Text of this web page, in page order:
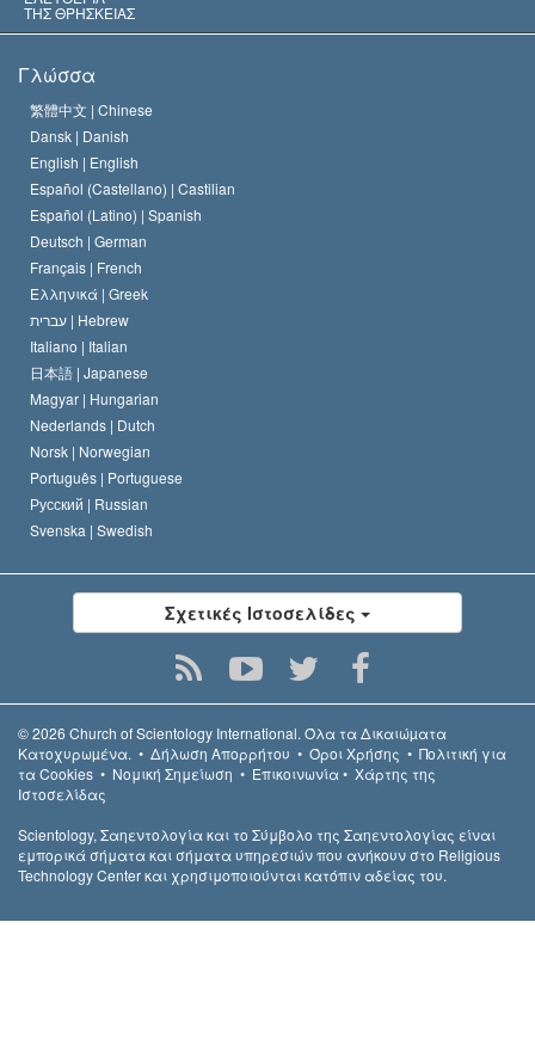
Ο Κώδικας του Σαηεντολόγου
Ντέιβιντ Μισκάβιτς
ΤΗΣ ΘΡΗΣΚΕΙΑΣ
Ελευθερία της Θρησκείας;
Πρότυπα που αναφέρονται στα Ανθρώπινα Δικαιώματα
Διεθνώς
Διακήρυξη περί της Θρησκείας
Γλώσσα
繁體中文 | Chinese
Dansk | Danish
English | English
Español (Castellano) | Castilian
Español (Latino) | Spanish
Deutsch | German
Français | French
Ελληνικά | Greek
עברית | Hebrew
Italiano | Italian
日本語 | Japanese
Magyar | Hungarian
Nederlands | Dutch
Norsk | Norwegian
Português | Portuguese
Русский | Russian
Svenska | Swedish
Σχετικές Ιστοσελίδες
© 2026 Church of Scientology International. Όλα τα Δικαιώµατα
Κατοχυρωµένα. • Δήλωση Απορρήτου • Όροι Χρήσης • Πολιτική για
τα Cookies • Νομική Σημείωση • Επικοινωνία• Χάρτης της
Ιστοσελίδας
Scientology, Σαηεντολογία και το Σύμβολο της Σαηεντολογίας είναι
εμπορικά σήματα και σήματα υπηρεσιών που ανήκουν στο Religious
Technology Center και χρησιμοποιούνται κατόπιν αδείας του.